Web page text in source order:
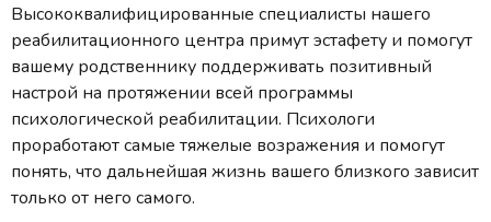
Высококвалифицированные специалисты нашего
реабилитационного центра примут эстафету и помогут
вашему родственнику поддерживать позитивный
настрой на протяжении всей программы
психологической реабилитации. Психологи
проработают самые тяжелые возражения и помогут
понять, что дальнейшая жизнь вашего близкого зависит
только от него самого.